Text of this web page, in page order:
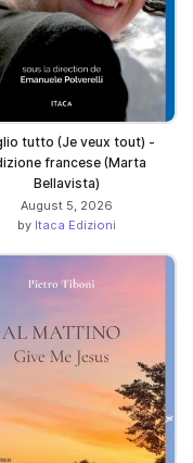
tutto (Je veux tout) -
francese (Marta
Bellavista)
August 5, 2026
by Itaca Edizioni